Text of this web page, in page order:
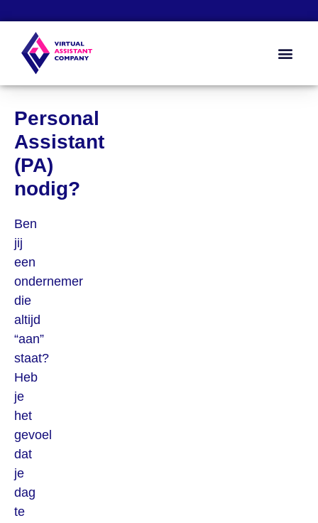
Personal
Assistant
(PA)
nodig?
Ben
jij
een
ondernemer
die
altijd
“aan”
staat?
Heb
je
het
gevoel
dat
je
dag
te